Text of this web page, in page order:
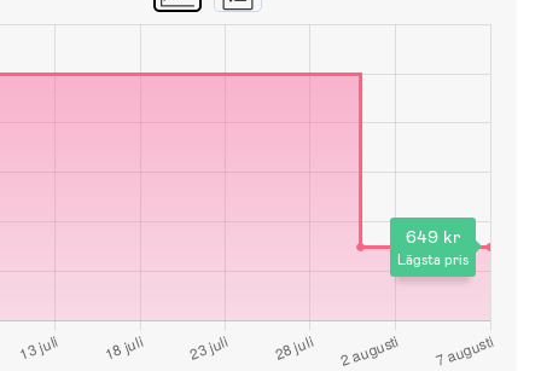
649 kr
Lägsta pris